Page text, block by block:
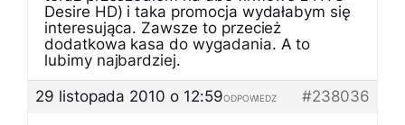
Desire HD) i taka promocja wydałabym się
interesująca. Zawsze to przecież
dodatkowa kasa do wygadania. A to
lubimy najbardziej.
29 listopada 2010 o 12:59
#238036
ODPOWIEDZ